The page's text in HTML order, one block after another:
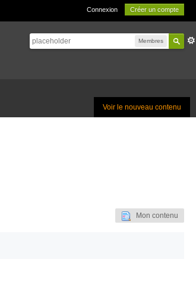
Connexion Créer un compte
Membres
Voir le nouveau contenu
Mon contenu